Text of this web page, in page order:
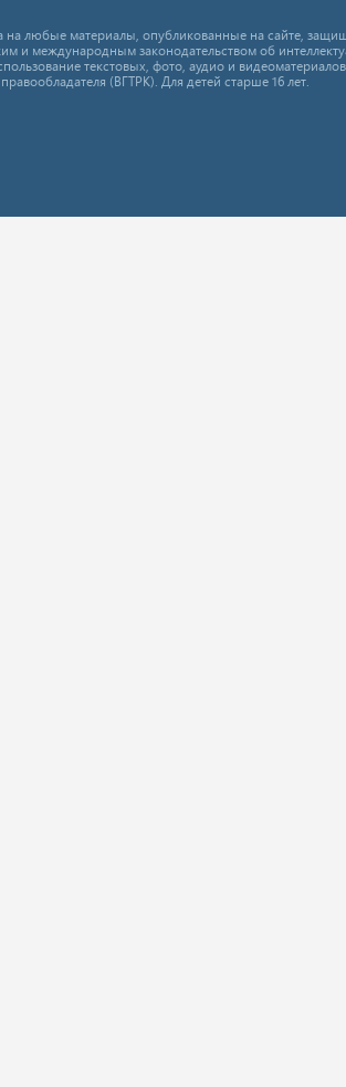
на любые материалы, опубликованные на сайте,
и международным законодательством об
текстовых, фото, аудио и
(ВГТРК). Для детей старше 16 лет.